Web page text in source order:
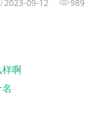
2023-09-12 989
啊